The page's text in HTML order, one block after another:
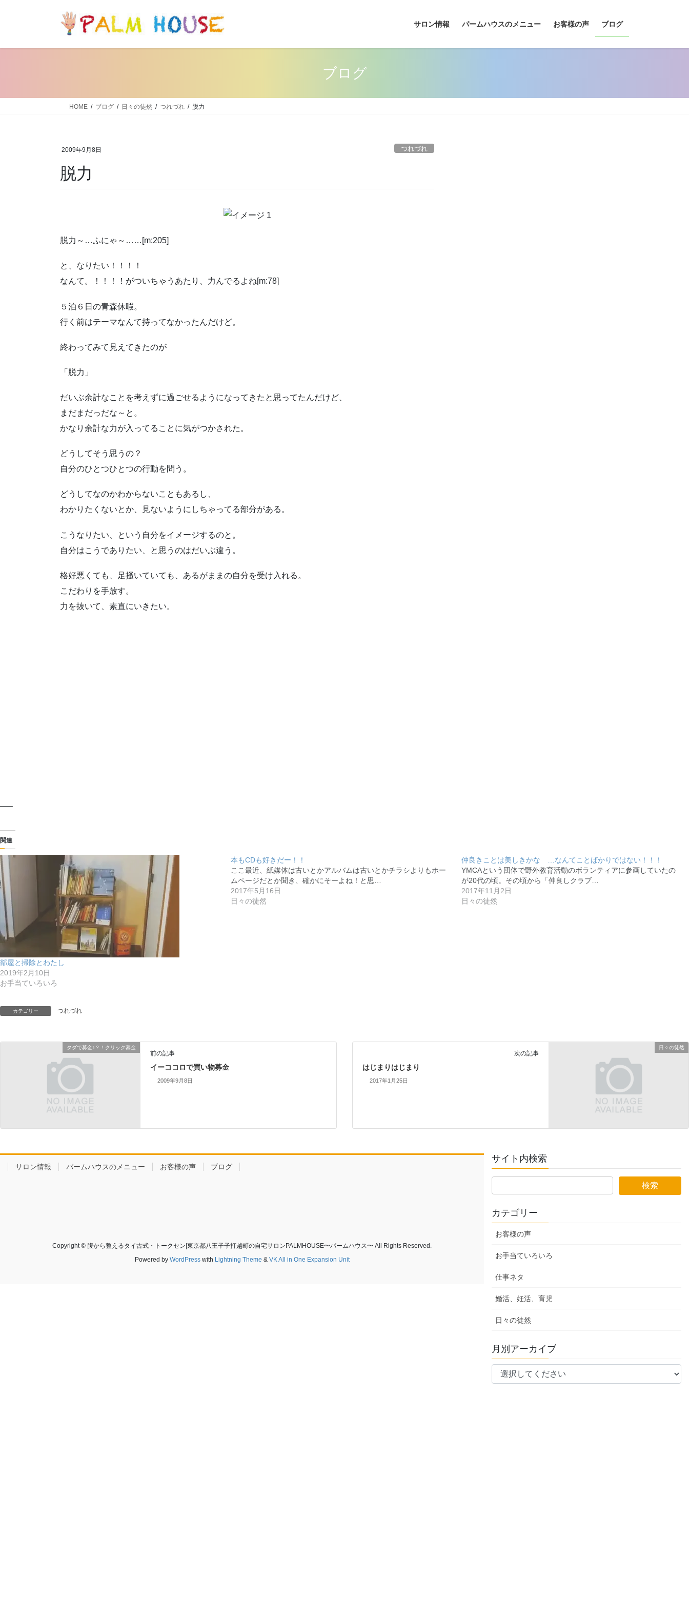
サロン情報 パームハウスのメニュー お客様の声 ブログ
ブログ
HOME ブログ 日々の徒然 つれづれ 脱力
2009年9月8日 つれづれ
脱力
脱力～…ふにゃ～……[m:205]
と、なりたい！！！！
なんて。！！！！がついちゃうあたり、力んでるよね[m:78]
５泊６日の青森休暇。
行く前はテーマなんて持ってなかったんだけど。
終わってみて見えてきたのが
「脱力」
だいぶ余計なことを考えずに過ごせるようになってきたと思ってたんだけど、
まだまだっだな～と。
かなり余計な力が入ってることに気がつかされた。
どうしてそう思うの？
自分のひとつひとつの行動を問う。
どうしてなのかわからないこともあるし、
わかりたくないとか、見ないようにしちゃってる部分がある。
こうなりたい、という自分をイメージするのと。
自分はこうでありたい、と思うのはだいぶ違う。
格好悪くても、足掻いていても、あるがままの自分を受け入れる。
こだわりを手放す。
力を抜いて、素直にいきたい。
—–
関連
部屋と掃除とわたし
2019年2月10日
お手当ていろいろ
本もCDも好きだー！！
ここ最近、紙媒体は古いとかアルバムは古いとかチラシよりもホー
ムページだとか聞き、確かにそーよね！と思…
2017年5月16日
日々の徒然
仲良きことは美しきかな …なんてことばかりではない！！！
YMCAという団体で野外教育活動のボランティアに参画していたの
が20代の頃。その頃から「仲良しクラブ…
2017年11月2日
日々の徒然
カテゴリー つれづれ
タダで募金♪？！クリック募金
前の記事
イーココロで買い物募金
2009年9月8日
日々の徒然
次の記事
はじまりはじまり
2017年1月25日
サイト内検索
カテゴリー
お客様の声
お手当ていろいろ
仕事ネタ
婚活、妊活、育児
日々の徒然
月別アーカイブ
サロン情報 パームハウスのメニュー お客様の声 ブログ
Copyright © 腹から整えるタイ古式・トークセン|東京都八王子子打越町の自宅サロンPALMHOUSE〜パームハウス〜 All Rights Reserved.
Powered by WordPresswith Lightning Theme & VK All in One Expansion Unit